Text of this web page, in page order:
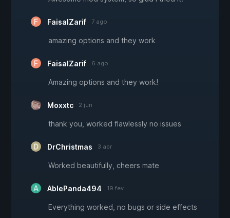
FaisalZarif 7 ago
amazing options and they work
FaisalZarif 6 ago
Amazing options and they work!
Moxxtc 2 jun
thank you, worked flawlessly no issues
DrChristmas 3 abr
Worked beautifully, cheers mate
AblePanda494 19 fev
Everything worked, no bugs or side effects